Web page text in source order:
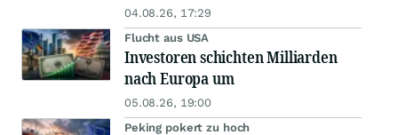
04.08.26, 17:29
Flucht aus USA
Investoren schichten Milliarden
nach Europa um
05.08.26, 19:00
Peking pokert zu hoch